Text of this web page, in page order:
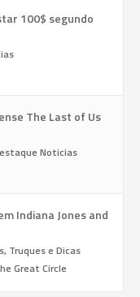
100$ segundo
The Last of Us
Noticias
Indiana Jones and
Truques e Dicas
Great Circle